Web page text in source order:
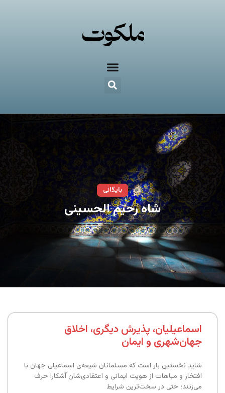
بایگانی
شاه رحیم الحسینی
اسماعیلیان، پذیرش دیگری، اخلاق
جهان‌شهری و ایمان
شاید نخستین بار است که مسلمانان شیعه‌ی اسماعیلی جهان با
افتخار و مباهات از هویت ایمانی و اعتقادی‌شان آشکارا حرف
می‌زنند؛ حتی در سخت‌ترین شرایط